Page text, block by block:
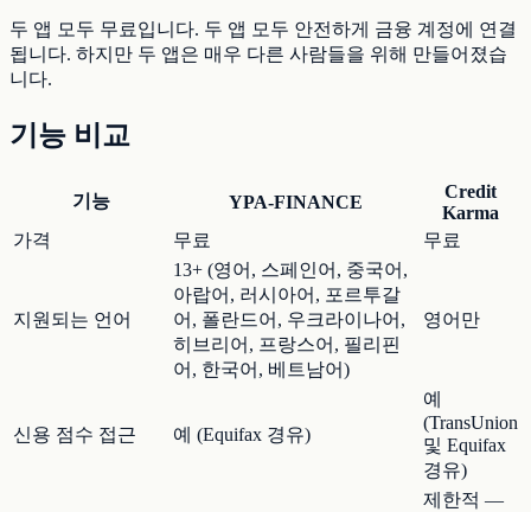
두 앱 모두 무료입니다. 두 앱 모두 안전하게 금융 계정에 연결
됩니다. 하지만 두 앱은 매우 다른 사람들을 위해 만들어졌습
니다.
기능 비교
기능 YPA-FINANCE
Credit
Karma
가격
무료 무료
지원되는 언어
13+ (영어, 스페인어, 중국어,
아랍어, 러시아어, 포르투갈
어, 폴란드어, 우크라이나어,
히브리어, 프랑스어, 필리핀
어, 한국어, 베트남어)
영어만
신용 점수 접근 예 (Equifax 경유)
예
(TransUnion
및 Equifax
경유)
제한적 —